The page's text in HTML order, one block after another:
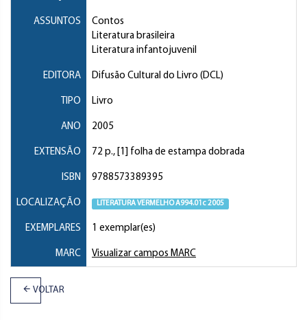
ASSUNTOS
Contos
Literatura brasileira
Literatura infantojuvenil
EDITORA Difusão Cultural do Livro (DCL)
TIPO Livro
ANO 2005
EXTENSÃO 72 p., [1] folha de estampa dobrada
ISBN 9788573389395
LOCALIZAÇÃO LITERATURA VERMELHO A994.01c 2005
EXEMPLARES 1 exemplar(es)
MARC Visualizar campos MARC
VOLTAR